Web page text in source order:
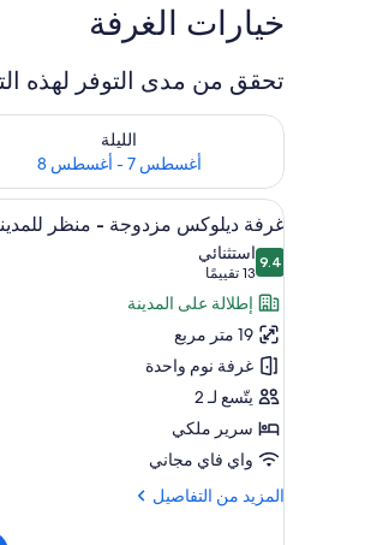
خيارات الغرفة
تحقق من مدى التوفر لهذه
الليلة
أغسطس 7 - أغسطس 8
تحقق من مدى التوفر لليلة للفترة أغسطس 7
استعراض
جميع
صور
غرفة
ديلوكس
مزدوجة
-
منظر
للمدينة
ميني
4
غرفة ديلوكس مزدوجة - منظر
9.49.4 من 10
استثنائي
13 تقييمًا(13
تقييمًا)
إطلالة على المدينة
19 متر مربع
غرفة نوم واحدة
يتّسع لـ 2
سرير ملكي
واي فاي مجاني
المزيد من التفاصيل
المزيد